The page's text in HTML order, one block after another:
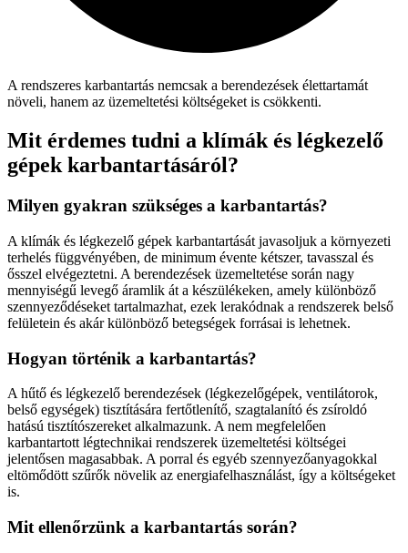
A rendszeres karbantartás nemcsak a berendezések élettartamát
növeli, hanem az üzemeltetési költségeket is csökkenti.
Mit érdemes tudni a klímák és légkezelő
gépek karbantartásáról?
Milyen gyakran szükséges a karbantartás?
A klímák és légkezelő gépek karbantartását javasoljuk a környezeti
terhelés függvényében, de minimum évente kétszer, tavasszal és
ősszel elvégeztetni. A berendezések üzemeltetése során nagy
mennyiségű levegő áramlik át a készülékeken, amely különböző
szennyeződéseket tartalmazhat, ezek lerakódnak a rendszerek belső
felületein és akár különböző betegségek forrásai is lehetnek.
Hogyan történik a karbantartás?
A hűtő és légkezelő berendezések (légkezelőgépek, ventilátorok,
belső egységek) tisztítására fertőtlenítő, szagtalanító és zsíroldó
hatású tisztítószereket alkalmazunk. A nem megfelelően
karbantartott légtechnikai rendszerek üzemeltetési költségei
jelentősen magasabbak. A porral és egyéb szennyezőanyagokkal
eltömődött szűrők növelik az energiafelhasználást, így a költségeket
is.
Mit ellenőrzünk a karbantartás során?